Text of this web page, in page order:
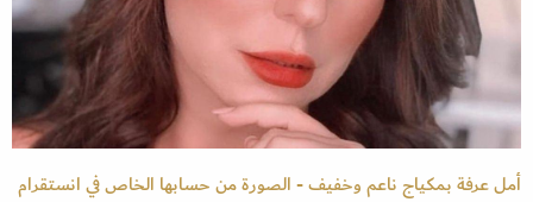
أمل عرفة بمكياج ناعم وخفيف - الصورة من حسابها الخاص في انستقرام